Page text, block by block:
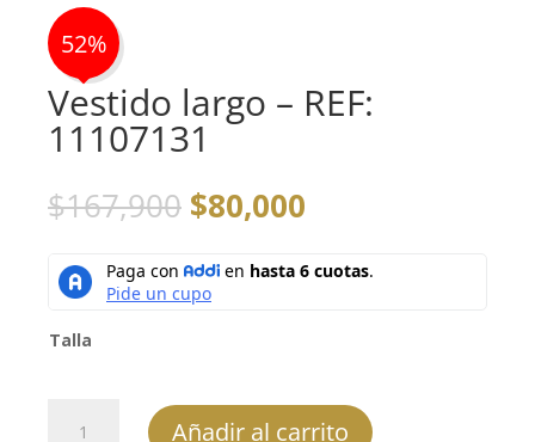
52%
Vestido largo – REF:
11107131
$167,900 El
precio
original
era:
$167,900.
$80,000
actual
es:
Talla
Añadir al carrito